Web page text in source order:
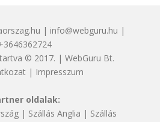
| info@webguru.hu |
© 2017. | WebGuru Bt.
| Impresszum
oldalak:
| Szállás Anglia | Szállás